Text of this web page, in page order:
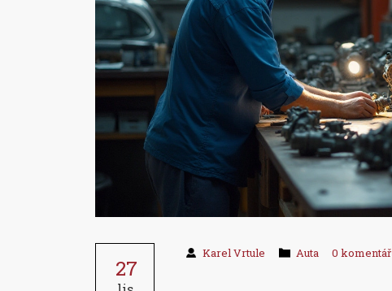
27
Karel Vrtule Auta 0 komentář